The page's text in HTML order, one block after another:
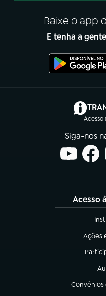
Baixe o app
E tenha a
Acesso
Siga-nos
Acesso
Ações
(abre
(abre
Convênios
(abre em